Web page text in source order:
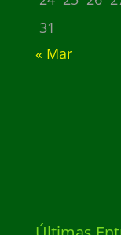
31
« Mar